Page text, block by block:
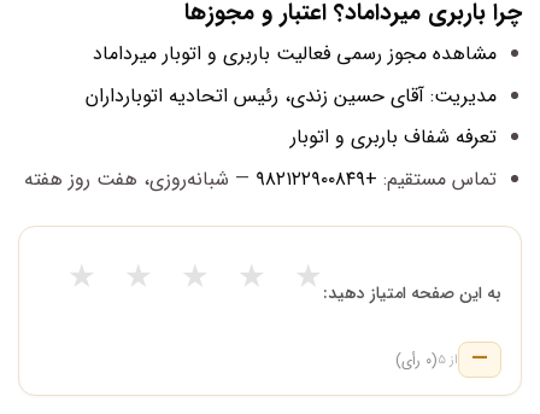
چرا باربری میرداماد؟ اعتبار و مجوزها
مشاهده مجوز رسمی فعالیت باربری و اتوبار میرداماد
مدیریت: آقای حسین زندی، رئیس اتحادیه اتوبارداران
تعرفه شفاف باربری و اتوبار
تماس مستقیم: +۹۸۲۱۲۲۹۰۰۸۴۹ — شبانه‌روزی، هفت روز هفته
به این صفحه امتیاز دهید: ★ ★ ★ ★ ★
— از ۵ (۰ رأی)